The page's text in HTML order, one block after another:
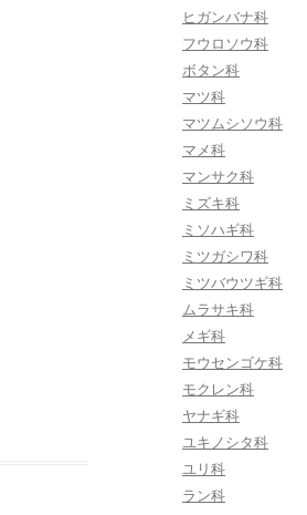
ヒガンバナ科
フウロソウ科
ボタン科
マツ科
マツムシソウ科
マメ科
マンサク科
ミズキ科
ミソハギ科
ミツガシワ科
ミツバウツギ科
ムラサキ科
メギ科
モウセンゴケ科
モクレン科
ヤナギ科
ユキノシタ科
ユリ科
ラン科